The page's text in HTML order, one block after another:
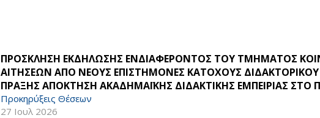
ΠΡΟΣΚΛΗΣΗ ΕΚΔΗΛΩΣΗΣ ΕΝΔΙΑΦΕΡΟΝΤΟΣ ΤΟΥ ΤΜΗΜΑΤΟΣ
ΑΙΤΗΣΕΩΝ ΑΠΟ ΝΕΟΥΣ ΕΠΙΣΤΗΜΟΝΕΣ ΚΑΤΟΧΟΥΣ
ΠΡΑΞΗΣ ΑΠΟΚΤΗΣΗ ΑΚΑΔΗΜΑΪΚΗΣ ΔΙΔΑΚΤΙΚΗΣ ΕΜΠΕΙΡΙΑΣ ΣΤΟ
Προκηρύξεις Θέσεων
27 Ιουλ 2026